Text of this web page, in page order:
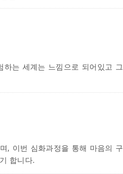
하는 세계는 느낌으로 되어있고 그
, 이번 심화과정을 통해 마음의 구
합니다.